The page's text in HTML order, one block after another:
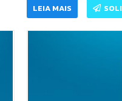
LEIA MAIS